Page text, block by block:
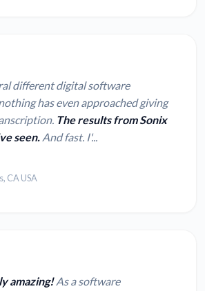
different digital software
has even approached giving
The results from Sonix
seen. And fast. I'...
CA USA
amazing!As a software